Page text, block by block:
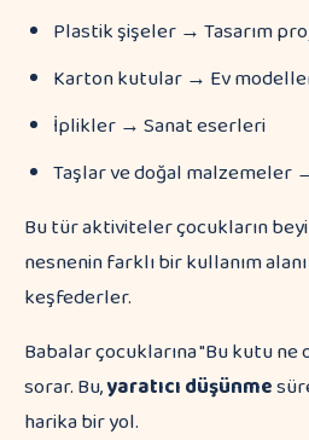
Plastik şişeler → Tasarım
Karton kutular → Ev
İplikler → Sanat eserleri
Taşlar ve doğal
Bu tür aktiviteler çocukların
nesnenin farklı bir kullanım
keşfederler.
Babalar çocuklarına "Bu kutu
sorar. Bu,yaratıcı düşünme
harika bir yol.